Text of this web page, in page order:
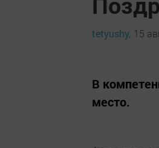
tetyushy, 15
В
место.